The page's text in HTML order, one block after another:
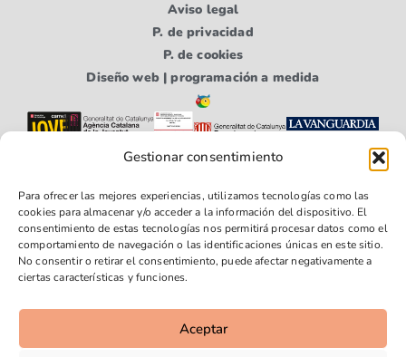
Gestionar consentimiento
Para ofrecer las mejores experiencias, utilizamos tecnologías como las
cookies para almacenar y/o acceder a la información del dispositivo. El
consentimiento de estas tecnologías nos permitirá procesar datos como el
comportamiento de navegación o las identificaciones únicas en este sitio.
No consentir o retirar el consentimiento, puede afectar negativamente a
ciertas características y funciones.
Aceptar
Aviso legal
P. de privacidad
P. de cookies
Diseño web | programación a medida
Síguenos
en
Faceboo
Síguenos
en
Youtube
Síguenos
Instagra